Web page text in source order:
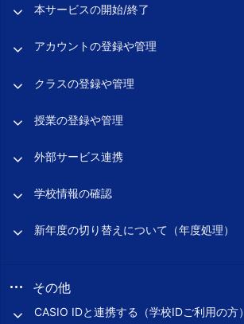
本サービスの開始/終了
アカウントの登録や管理
クラスの登録や管理
授業の登録や管理
外部サービス連携
学校情報の確認
新年度の切り替えについて（年度処理）
その他
CASIO IDと連携する（学校IDご利用の方）